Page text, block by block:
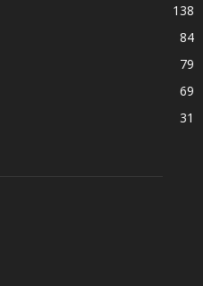
138
84
79
69
31